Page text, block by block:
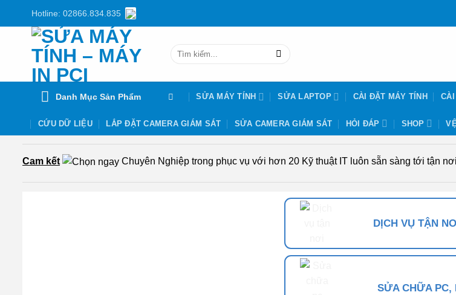
Hotline: 02866.834.835
Tìm
Danh Mục Sản Phẩm SỬA MÁY TÍNH SỬA LAPTOP CÀI ĐẶT MÁY TÍNH CÀI
CỨU DỮ LIỆU LẮP ĐẶT CAMERA GIÁM SÁT SỬA CAMERA GIÁM SÁT HỎI ĐÁP SHOP
Cam kết Chuyên Nghiệp trong phục vụ với hơn 20 Kỹ thuật IT luôn sẵn sàng tới tận
DỊCH VỤ TẬN
SỬA CHỮA PC,